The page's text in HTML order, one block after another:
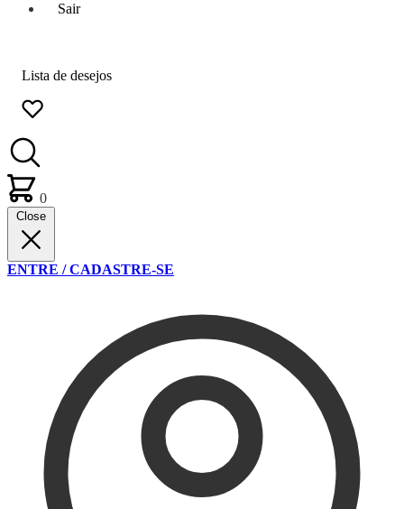
Sair
Lista de desejos
0
Close
ENTRE / CADASTRE-SE